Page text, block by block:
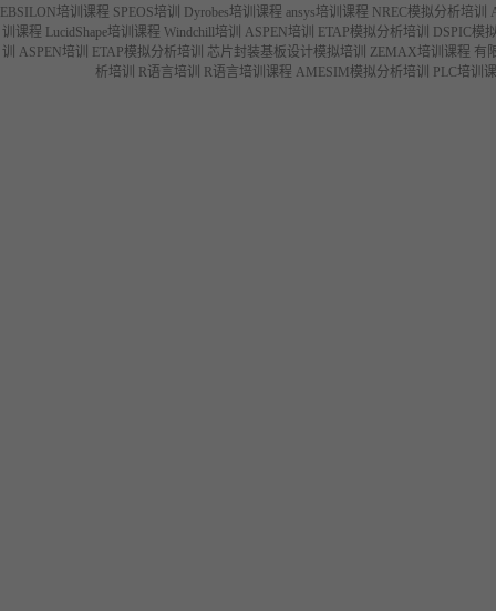
EBSILON培训课程 SPEOS培训 Dyrobes培训课程 ansys培训课程 NREC模拟分析培训
训课程 LucidShape培训课程 Windchill培训 ASPEN培训 ETAP模拟分析培训
DSPIC模
训
ASPEN培训 ETAP模拟分析培训 芯片封装基板设计模拟培训 ZEMAX培训课程 有
析培训
R语言培训 R语言培训课程 AMESIM模拟分析培训 PLC培训